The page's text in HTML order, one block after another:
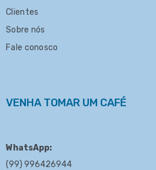
Clientes
Sobre nós
Fale conosco
VENHA TOMAR UM CAFÉ
WhatsApp:
(99) 996426944